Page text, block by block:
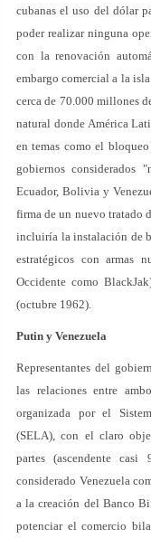
cubanas el uso del dólar
poder realizar ninguna
con la renovación
embargo comercial a la
cerca de 70.000 millones
natural donde América
en temas como el
gobiernos considerados
Ecuador, Bolivia y
firma de un nuevo tratado
incluiría la instalación de
estratégicos con armas
Occidente como
(octubre 1962).
Putin y Venezuela
Representantes del
las relaciones entre
organizada por el
(SELA), con el claro
partes (ascendente
considerado Venezuela
a la creación del Banco
potenciar el comercio